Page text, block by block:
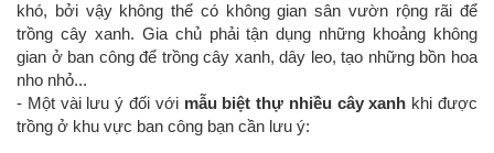
khó, bởi vậy không thể có không gian sân vườn rộng rãi để
trồng cây xanh. Gia chủ phải tận dụng những khoảng không
gian ở ban công để trồng cây xanh, dây leo, tạo những bồn hoa
nho nhỏ...
- Một vài lưu ý đối với mẫu biệt thự nhiều cây xanh khi được
trồng ở khu vực ban công bạn cần lưu ý: